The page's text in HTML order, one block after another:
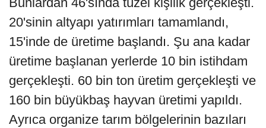
20'sinin altyapı yatırımları tamamlandı,
15'inde de üretime başlandı. Şu ana kadar
üretime başlanan yerlerde 10 bin istihdam
gerçekleşti. 60 bin ton üretim gerçekleşti ve
160 bin büyükbaş hayvan üretimi yapıldı.
Ayrıca organize tarım bölgelerinin bazıları